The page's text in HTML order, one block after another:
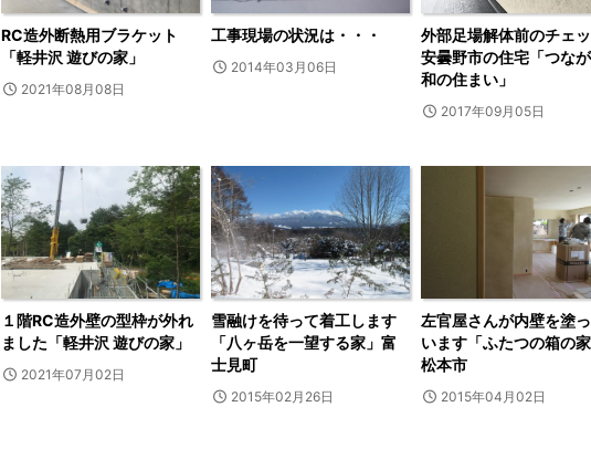
RC造外断熱用ブラケット
「軽井沢 遊びの家」
2021年08月08日
工事現場の状況は・・・
2014年03月06日
外部足場解体前のチェ
安曇野市の住宅「つな
和の住まい」
2017年09月05日
１階RC造外壁の型枠が外れ
ました「軽井沢 遊びの家」
2021年07月02日
雪融けを待って着工します
「八ヶ岳を一望する家」富
士見町
2015年02月26日
左官屋さんが内壁を塗
います「ふたつの箱の
松本市
2015年04月02日